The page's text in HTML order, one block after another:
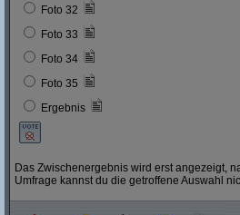
Foto 32
Foto 33
Foto 34
Foto 35
Ergebnis
Das Zwischenergebnis wird erst angezeigt,
Umfrage kannst du die getroffene Auswahl